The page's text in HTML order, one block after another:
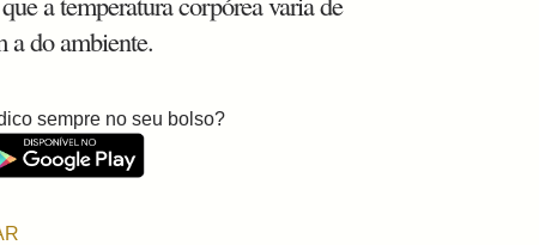
a do ambiente.
sempre no seu bolso?